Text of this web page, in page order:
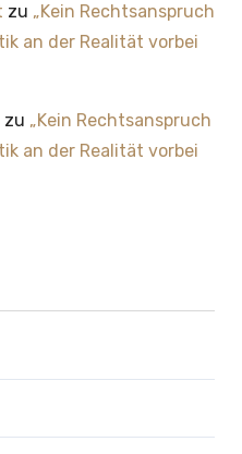
zu „Kein Rechtsanspruch
an der Realität vorbei
zu „Kein Rechtsanspruch
an der Realität vorbei